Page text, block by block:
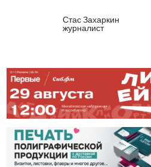
Стас Захаркин
журналист